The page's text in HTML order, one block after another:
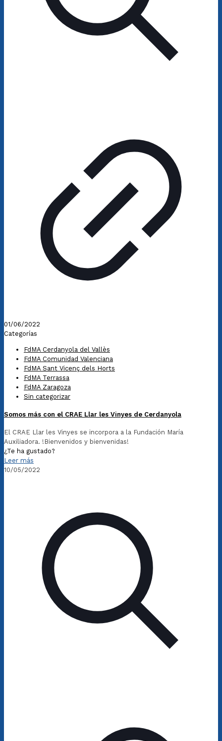
01/06/2022
Categorías
FdMA Cerdanyola del Vallès
FdMA Comunidad Valenciana
FdMA Sant Vicenç dels Horts
FdMA Terrassa
FdMA Zaragoza
Sin categorizar
Somos más con el CRAE Llar les Vinyes de Cerdanyola
El CRAE Llar les Vinyes se incorpora a la Fundación María
Auxiliadora. !Bienvenidos y bienvenidas!
¿Te ha gustado?
Leer más
10/05/2022